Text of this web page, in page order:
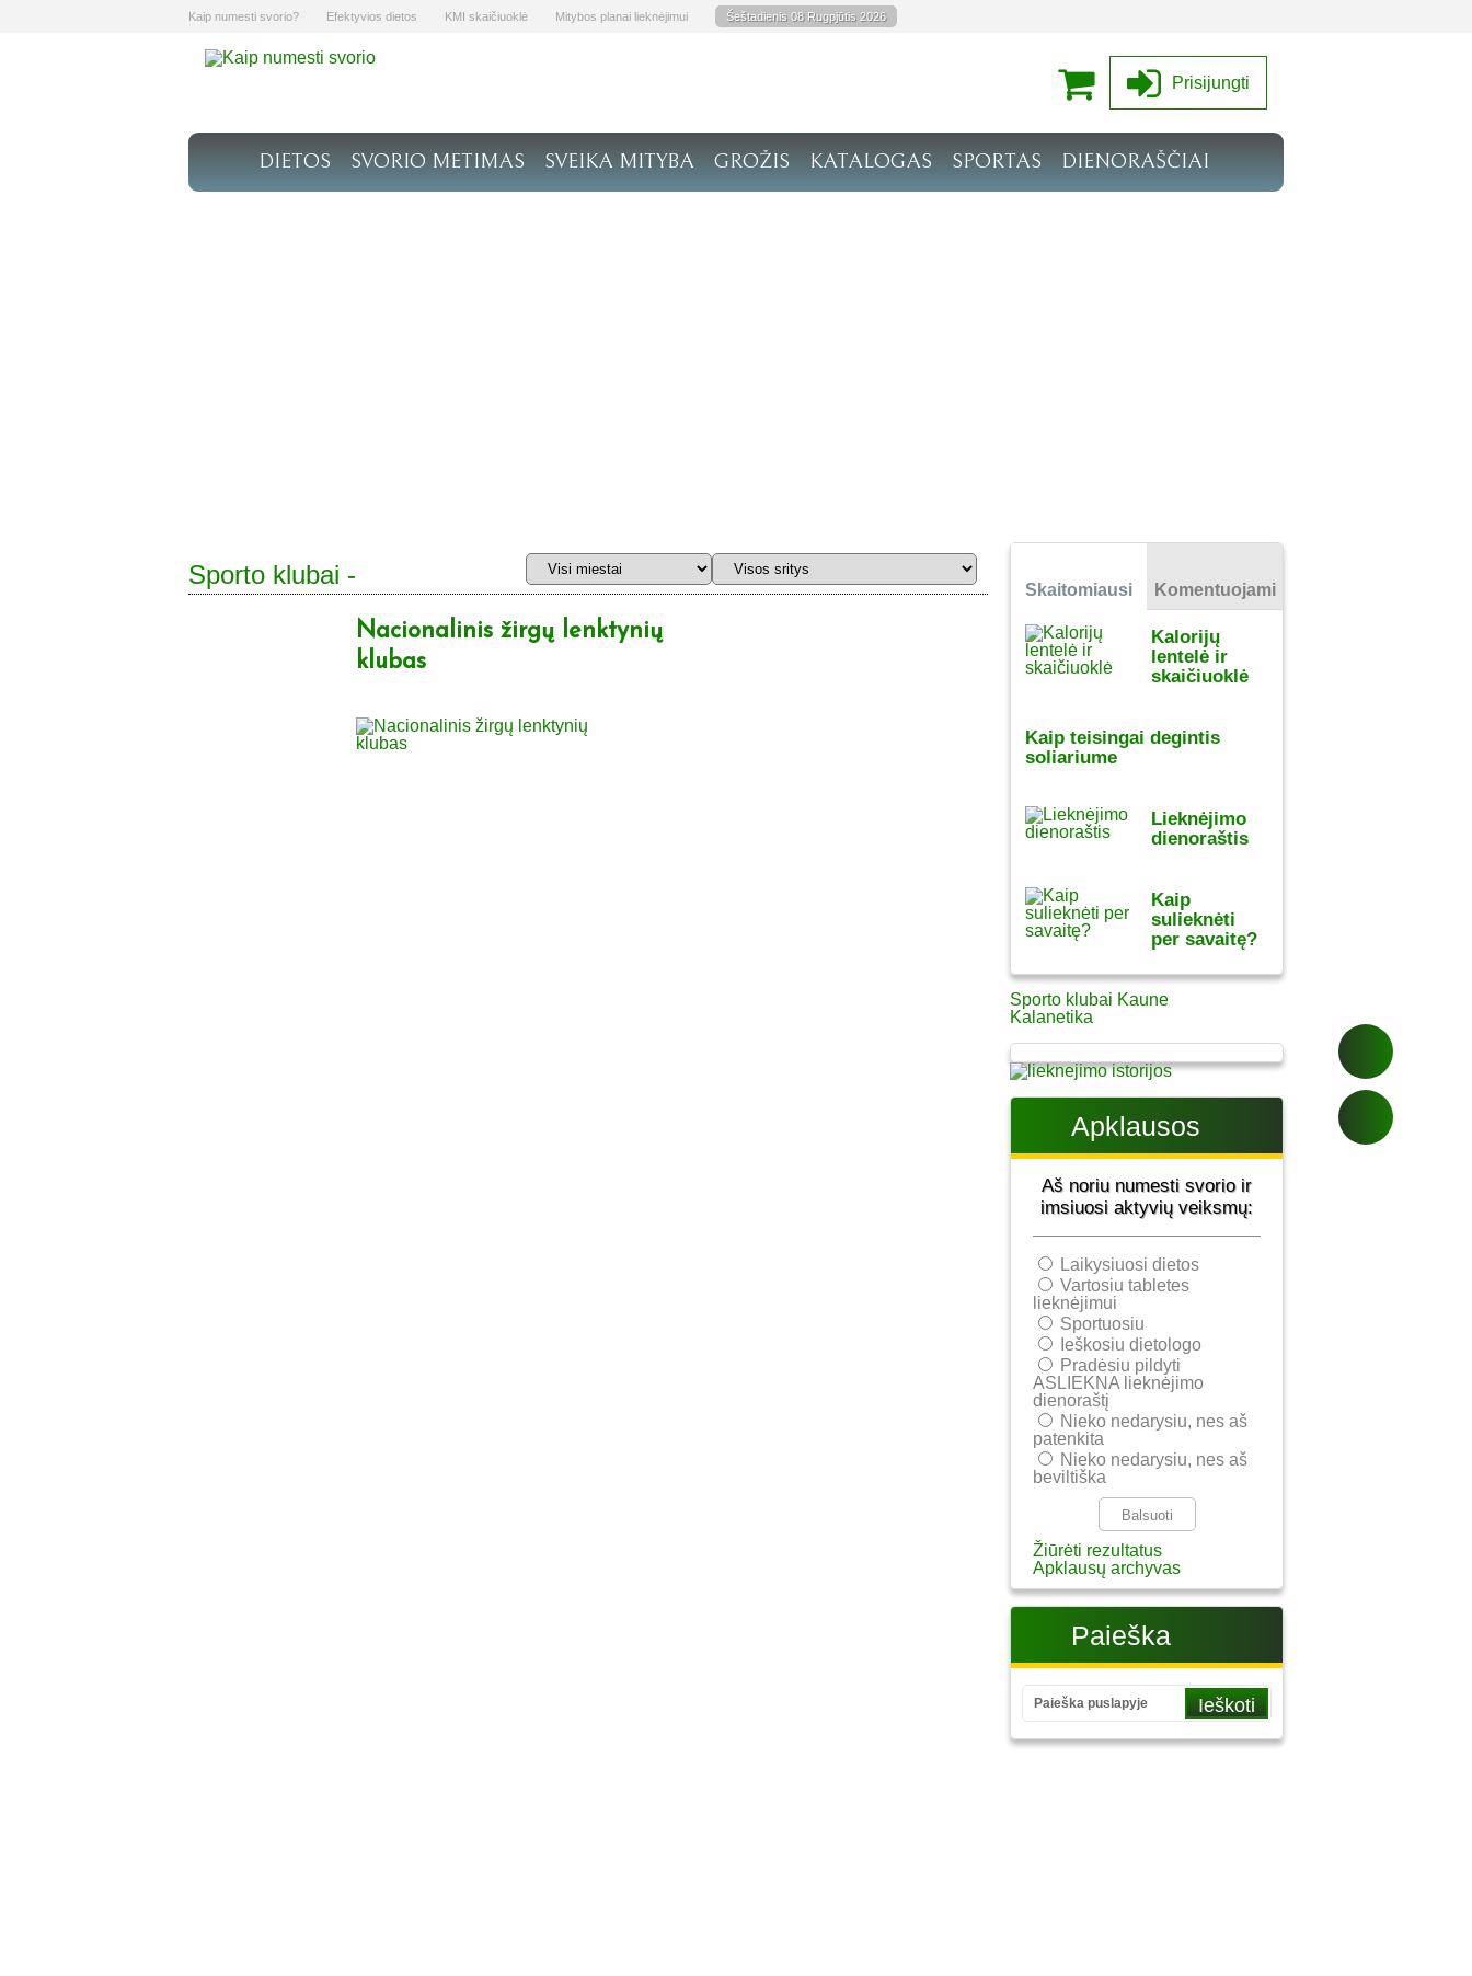
Kaip numesti svorio? Efektyvios dietos KMI skaičiuoklė Mitybos planai lieknėjimui Šeštadienis 08 Rugpjūtis 2026
Prisijungti
DIETOS SVORIO METIMAS SVEIKA MITYBA GROŽIS KATALOGAS SPORTAS DIENORAŠČIAI
Sporto klubai -
Nacionalinis žirgų lenktynių
klubas
Skaitomiausi Komentuojami
Kalorijų
lentelė ir
skaičiuoklė
Kaip teisingai degintis
soliariume
Lieknėjimo
dienoraštis
Kaip
sulieknėti
per savaitę?
Sporto klubai Kaune
Kalanetika
Apklausos
Aš noriu numesti svorio ir
imsiuosi aktyvių veiksmų:
Laikysiuosi dietos
Vartosiu tabletes
lieknėjimui
Sportuosiu
Ieškosiu dietologo
Pradėsiu pildyti
ASLIEKNA lieknėjimo
dienoraštį
Nieko nedarysiu, nes aš
patenkita
Nieko nedarysiu, nes aš
beviltiška
Žiūrėti rezultatus
Apklausų archyvas
Paieška